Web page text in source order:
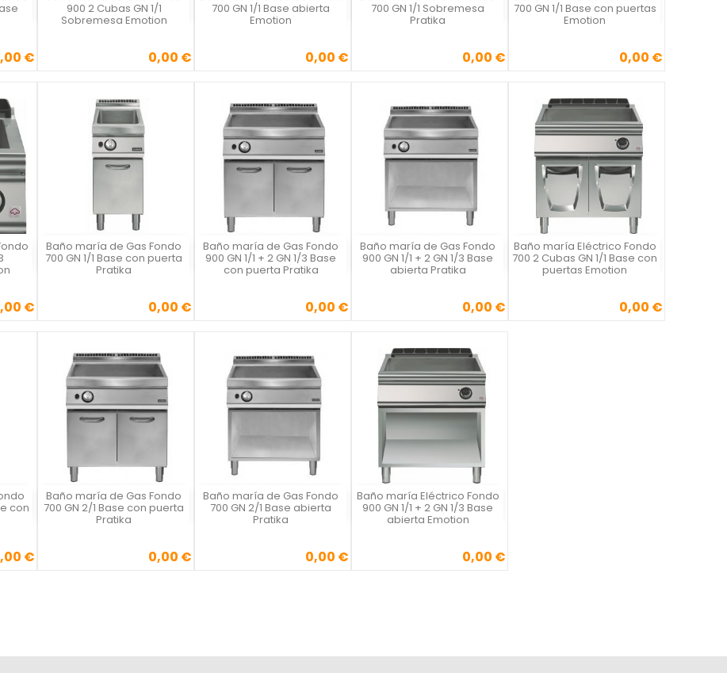
€
900 2 Cubas GN 1/1
Sobremesa Emotion
Precio0,00 €
700 GN 1/1 Base abierta
Emotion
Precio0,00 €
700 GN 1/1 Sobremesa
Pratika
Precio0,00 €
700 GN 1/1 Base con puertas
Emotion
Precio0,00 €
€
 Baño maría de Gas Fondo
700 GN 1/1 Base con puerta
Pratika
Precio0,00 €

Vista rápida Baño maría de Gas Fondo
900 GN 1/1 + 2 GN 1/3 Base
con puerta Pratika
Precio0,00 €

Vista rápida Baño maría de Gas Fondo
900 GN 1/1 + 2 GN 1/3 Base
abierta Pratika
Precio0,00 €

Vista rápida Baño maría Eléctrico Fondo
700 2 Cubas GN 1/1 Base con
puertas Emotion
Precio0,00 €

Vista rápida
con
€
 Baño maría de Gas Fondo
700 GN 2/1 Base con puerta
Pratika
Precio0,00 €

Vista rápida Baño maría de Gas Fondo
700 GN 2/1 Base abierta
Pratika
Precio0,00 €

Vista rápida Baño maría Eléctrico Fondo
900 GN 1/1 + 2 GN 1/3 Base
abierta Emotion
Precio0,00 €

Vista rápida